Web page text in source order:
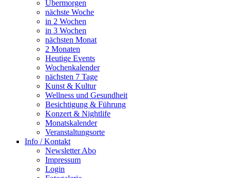
Übermorgen
nächste Woche
in 2 Wochen
in 3 Wochen
nächsten Monat
2 Monaten
Heutige Events
Wochenkalender
nächsten 7 Tage
Kunst & Kultur
Wellness und Gesundheit
Besichtigung & Führung
Konzert & Nightlife
Monatskalender
Veranstaltungsorte
Info / Kontakt
Newsletter Abo
Impressum
Login